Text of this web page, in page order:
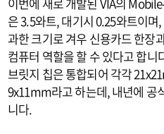
은 3.5와트, 대기시 0.25와트이
과한 크기로 겨우 신용카드 한장
컴퓨터 역할을 할 수 있다고 합
브릿지 칩은 통합되어 각각
9x11mm라고 하는데, 내년에 공
니다.